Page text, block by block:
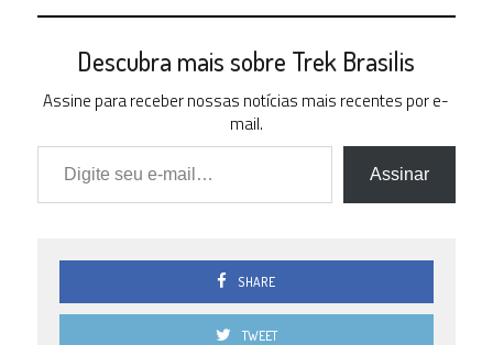
Descubra mais sobre Trek Brasilis
Assine para receber nossas notícias mais recentes por e-
mail.
Digite seu e-mail…
Assinar
SHARE
TWEET